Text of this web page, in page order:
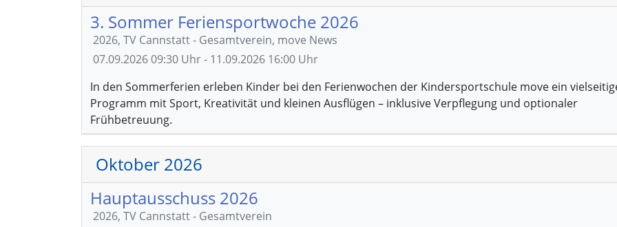
3. Sommer Feriensportwoche 2026
2026, TV Cannstatt - Gesamtverein, move News
07.09.202609:30 Uhr - 11.09.2026 16:00 Uhr
In den Sommerferien erleben Kinder bei den Ferienwochen der Kindersportschule move ein
Programm mit Sport, Kreativität und kleinen Ausflügen – inklusive Verpflegung und optionaler
Frühbetreuung.
Oktober 2026
Hauptausschuss 2026
2026, TV Cannstatt - Gesamtverein